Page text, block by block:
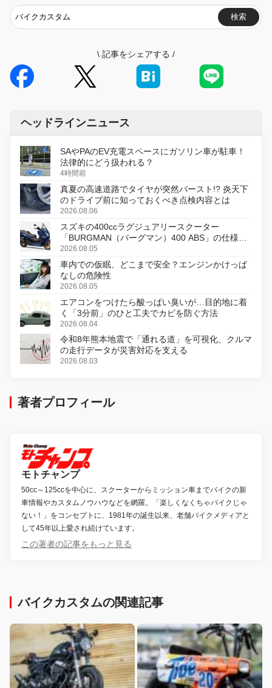
検索
\ 記事をシェアする /
ヘッドラインニュース
SAやPAのEV充電スペースにガソリン車が駐車！
法律的にどう扱われる？
4時間前
真夏の高速道路でタイヤが突然バースト!? 炎天下
のドライブ前に知っておくべき点検内容とは
2026.08.06
スズキの400ccラグジュアリースクーター
「BURGMAN（バーグマン）400 ABS」の仕様を
変更し、8月18日に発売
2026.08.05
車内での仮眠、どこまで安全？エンジンかけっぱ
なしの危険性
2026.08.05
エアコンをつけたら酸っぱい臭いが…目的地に着
く「3分前」のひと工夫でカビを防ぐ方法
2026.08.04
令和8年熊本地震で「通れる道」を可視化、クルマ
の走行データが災害対応を支える
2026.08.03
著者プロフィール
モトチャンプ
50cc～125ccを中心に、スクーターからミッション車までバイクの新
車情報やカスタムノウハウなどを網羅。「楽しくなくちゃバイクじゃ
ない！」をコンセプトに、1981年の誕生以来、老舗バイクメディアと
して45年以上愛され続けています。
この著者の記事をもっと見る
バイクカスタムの関連記事